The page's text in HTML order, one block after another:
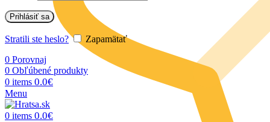
Prihlásiť sa
Stratili ste heslo?
Zapamätať
0 Porovnaj
0 Obľúbené produkty
0 items 0.0€
Menu
0 items 0.0€